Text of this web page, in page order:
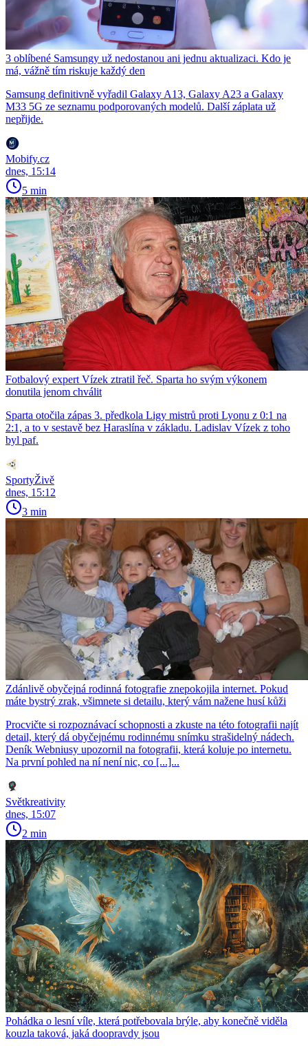
3 oblíbené Samsungy už nedostanou ani jednu aktualizaci. Kdo je
má, vážně tím riskuje každý den
Samsung definitivně vyřadil Galaxy A13, Galaxy A23 a Galaxy
M33 5G ze seznamu podporovaných modelů. Další záplata už
nepřijde.
Mobify.cz
dnes, 15:14
5 min
Fotbalový expert Vízek ztratil řeč. Sparta ho svým výkonem
donutila jenom chválit
Sparta otočila zápas 3. předkola Ligy mistrů proti Lyonu z 0:1 na
2:1, a to v sestavě bez Haraslína v základu. Ladislav Vízek z toho
byl paf.
SportyŽivě
dnes, 15:12
3 min
Zdánlivě obyčejná rodinná fotografie znepokojila internet. Pokud
máte bystrý zrak, všimnete si detailu, který vám nažene husí kůži
Procvičte si rozpoznávací schopnosti a zkuste na této fotografii najít
detail, který dá obyčejnému rodinnému snímku strašidelný nádech.
Deník Webniusy upozornil na fotografii, která koluje po internetu.
Na první pohled na ní není nic, co [...]...
Světkreativity
dnes, 15:07
2 min
Pohádka o lesní víle, která potřebovala brýle, aby konečně viděla
kouzla taková, jaká doopravdy jsou